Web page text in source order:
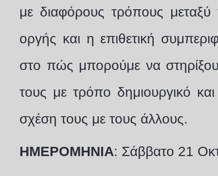
με διαφόρους τρόπους μεταξύ
οργής και η επιθετική
στο πώς μπορούμε να
τους με τρόπο δημιουργικό
σχέση τους με τους άλλους.
ΗΜΕΡΟΜΗΝΙΑ: Σάββατο 21